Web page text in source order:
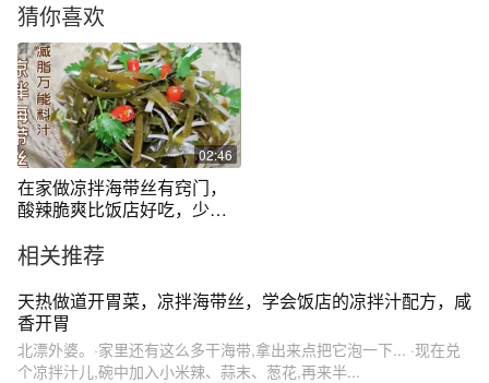
猜你喜欢
02:46
在家做凉拌海带丝有窍门，
酸辣脆爽比饭店好吃，少油
相关推荐
天热做道开胃菜，凉拌海带丝，学会饭店的凉拌汁配方，咸
香开胃
北漂外婆。·家里还有这么多干海带,拿出来点把它泡一下... ·现在兑
个凉拌汁儿,碗中加入小米辣、蒜末、葱花,再来半...